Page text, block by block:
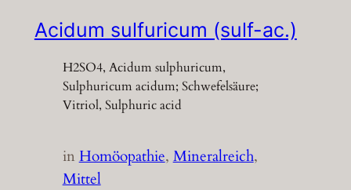
Acidum sulfuricum (sulf-ac.)
H2SO4, Acidum sulphuricum,
Sulphuricum acidum; Schwefelsäure;
Vitriol, Sulphuric acid
inHomöopathie, Mineralreich
Mittel